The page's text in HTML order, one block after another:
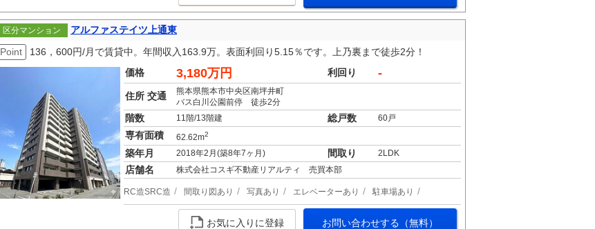
区分マンション
アルファステイツ上通東
Point
136，600円/月で賃貸中。年間収入163.9万。表面利回り5.15％です。上乃裏まで徒歩2分！
価格
3,180万円 利回り -
住所 交通
熊本県熊本市中央区南坪井町
バス白川公園前停 徒歩2分
階数 11階/13階建 総戸数 60戸
専有面積 62.62m2
築年月 2018年2月(築8年7ヶ月) 間取り 2LDK
店舗名 株式会社コスギ不動産リアルティ 売買本部
RC造SRC造 間取り図あり 写真あり エレベーターあり 駐車場あり
お気に入りに登録 お問い合わせする（無料）